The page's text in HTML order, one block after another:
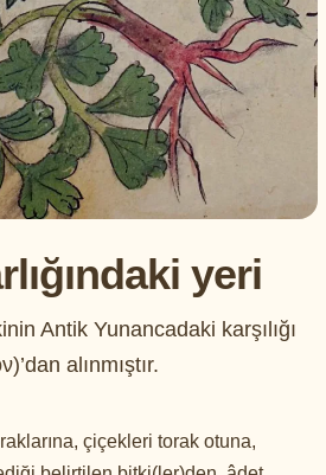
yeri
alınmıştır.
çiçekleri torak otuna,